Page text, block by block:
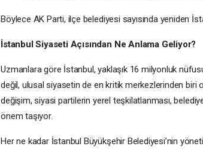
Böylece AK Parti, ilçe belediyesi sayısında yeniden
İstanbul Siyaseti Açısından Ne Anlama Geliyor?
Uzmanlara göre İstanbul, yaklaşık 16 milyonluk
değil, ulusal siyasetin de en kritik merkezlerinden biri
değişim, siyasi partilerin yerel teşkilatlanması,
önem taşıyor.
Her ne kadar İstanbul Büyükşehir Belediyesi’nin